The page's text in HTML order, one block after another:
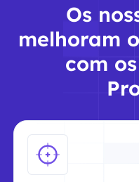
Os
melhoram
com